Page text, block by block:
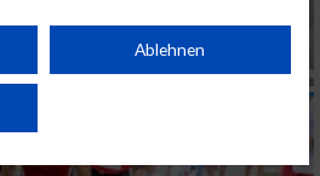
von Zielgruppen durch Statistiken oder
Quellen. Entwicklung und
Union weitergegeben und in die
Ablehnen